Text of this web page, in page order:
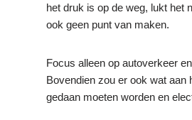
het druk is op de weg, lukt het
ook geen punt van maken.
Focus alleen op autoverkeer
Bovendien zou er ook wat aan
gedaan moeten worden en